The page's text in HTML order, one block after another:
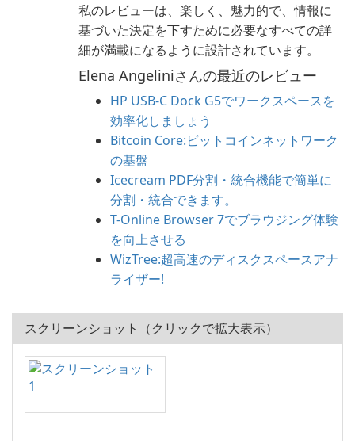
私のレビューは、楽しく、魅力的で、情報に
基づいた決定を下すために必要なすべての詳
細が満載になるように設計されています。
Elena Angeliniさんの最近のレビュー
HP USB-C Dock G5でワークスペースを
効率化しましょう
Bitcoin Core:ビットコインネットワーク
の基盤
Icecream PDF分割・統合機能で簡単に
分割・統合できます。
T-Online Browser 7でブラウジング体験
を向上させる
WizTree:超高速のディスクスペースアナ
ライザー!
スクリーンショット（クリックで拡大表示）